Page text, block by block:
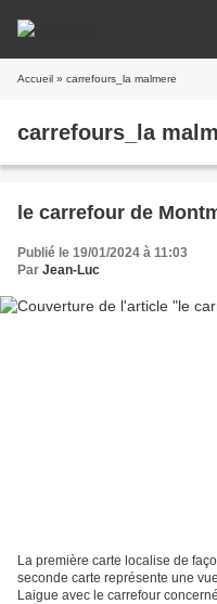
Accueil » carrefours_la malmere
carrefours_la
le carrefour de
Publié le 19/01/2024 à 11:03
Par Jean-Luc
La première carte localise de
seconde carte représente une
Laigue avec le carrefour